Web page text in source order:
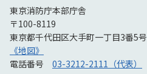
東京消防庁本部庁舎
〒100-8119
東京都千代田区大手町一丁目3番5号
《地図》
電話番号 03-3212-2111（代表）